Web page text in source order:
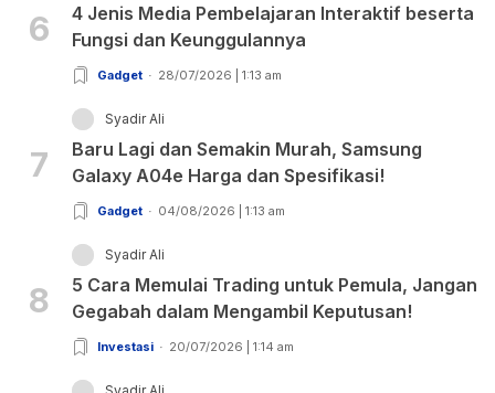
6
4 Jenis Media Pembelajaran Interaktif beserta
Fungsi dan Keunggulannya
Gadget 28/07/2026 | 1:13 am
7
Syadir Ali
Baru Lagi dan Semakin Murah, Samsung
Galaxy A04e Harga dan Spesifikasi!
Gadget 04/08/2026 | 1:13 am
8
Syadir Ali
5 Cara Memulai Trading untuk Pemula, Jangan
Gegabah dalam Mengambil Keputusan!
Investasi 20/07/2026 | 1:14 am